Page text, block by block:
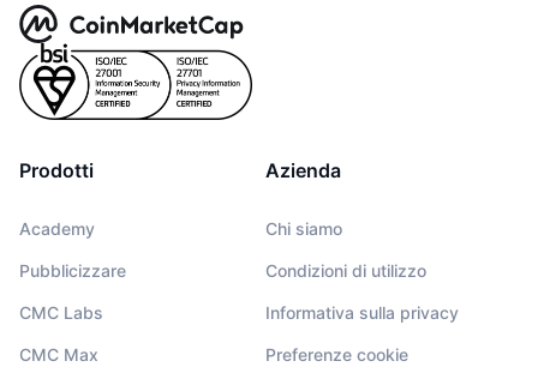
Prodotti
Academy
Pubblicizzare
CMC Labs
CMC Max
Azienda
Chi siamo
Condizioni di utilizzo
Informativa sulla privacy
Preferenze cookie